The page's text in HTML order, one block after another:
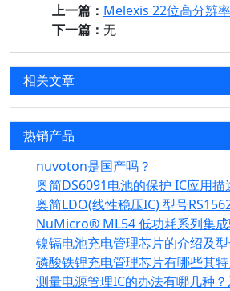
上一篇： Melexis 22位高分辨率电感
下一篇： 无
相关文章
热销产品
nuvoton是国产吗？
奥简DS6091电池的保护 IC应用描
奥简LDO(线性稳压IC) 型号
镍镉电池充电管理芯片的介绍及
磷酸铁锂充电管理芯片有哪些其